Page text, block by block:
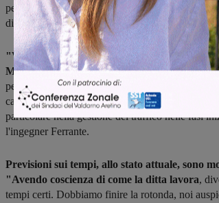
per entrare in A1, ma avranno il braccio della
disposizione".
"Vorrei sottolineare che l'attenzione degli
Metropolitana non è mai venuta meno,
personale nostro di sopperire alle mancanze
cantierizzazione, per risolvere criticità che si
particolare nella gestione del traffico nelle fasi
l'ingegner Ferrante.
Previsioni sui tempi, allo stato attuale, sono
"Avendo coscienza di come la ditta lavora,
tempi certi. Dobbiamo finire la rotonda, noi